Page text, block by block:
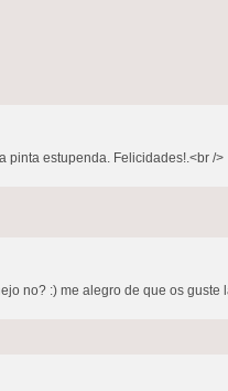
pinta estupenda. Felicidades!.<br />
no? :) me alegro de que os guste